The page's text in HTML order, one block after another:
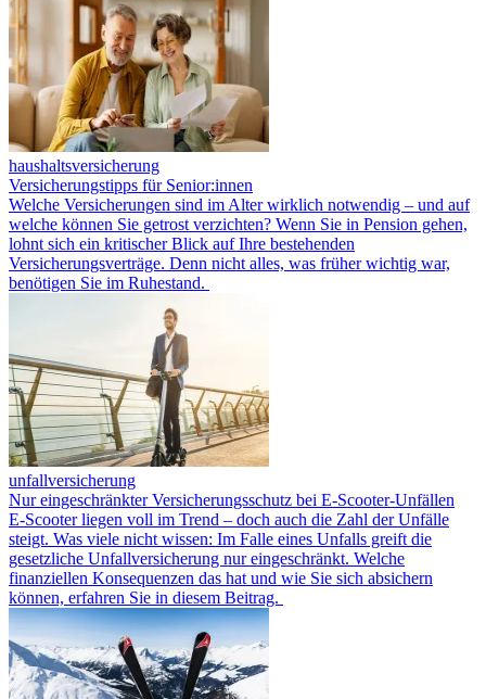
haushaltsversicherung
Versicherungstipps für Senior:innen
Welche Versicherungen sind im Alter wirklich notwendig – und auf
welche können Sie getrost verzichten? Wenn Sie in Pension gehen,
lohnt sich ein kritischer Blick auf Ihre bestehenden
Versicherungsverträge. Denn nicht alles, was früher wichtig war,
benötigen Sie im Ruhestand.
unfallversicherung
Nur eingeschränkter Versicherungsschutz bei E-Scooter-Unfällen
E-Scooter liegen voll im Trend – doch auch die Zahl der Unfälle
steigt. Was viele nicht wissen: Im Falle eines Unfalls greift die
gesetzliche Unfallversicherung nur eingeschränkt. Welche
finanziellen Konsequenzen das hat und wie Sie sich absichern
können, erfahren Sie in diesem Beitrag.